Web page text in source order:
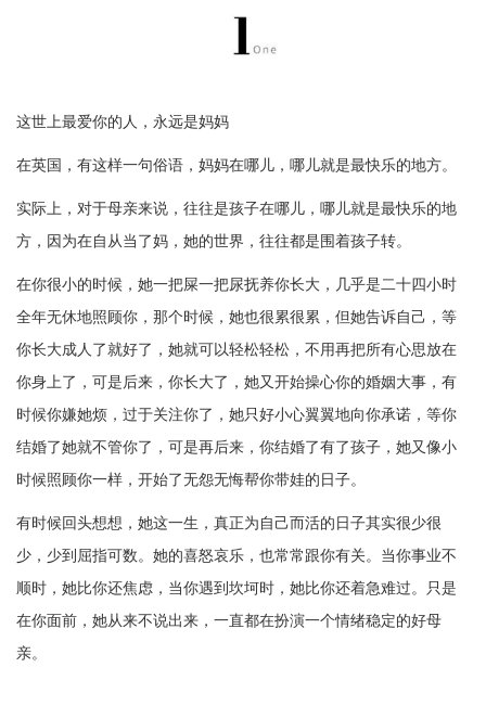
这世上最爱你的人，永远是妈妈
在英国，有这样一句俗语，妈妈在哪儿，哪儿就是最快乐的地方。
实际上，对于母亲来说，往往是孩子在哪儿，哪儿就是最快乐的地
方，因为在自从当了妈，她的世界，往往都是围着孩子转。
在你很小的时候，她一把屎一把尿抚养你长大，几乎是二十四小时
全年无休地照顾你，那个时候，她也很累很累，但她告诉自己，等
你长大成人了就好了，她就可以轻松轻松，不用再把所有心思放在
你身上了，可是后来，你长大了，她又开始操心你的婚姻大事，有
时候你嫌她烦，过于关注你了，她只好小心翼翼地向你承诺，等你
结婚了她就不管你了，可是再后来，你结婚了有了孩子，她又像小
时候照顾你一样，开始了无怨无悔帮你带娃的日子。
有时候回头想想，她这一生，真正为自己而活的日子其实很少很
少，少到屈指可数。她的喜怒哀乐，也常常跟你有关。当你事业不
顺时，她比你还焦虑，当你遇到坎坷时，她比你还着急难过。只是
在你面前，她从来不说出来，一直都在扮演一个情绪稳定的好母
亲。